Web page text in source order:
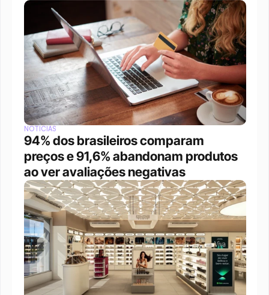
NOTÍCIAS
94% dos brasileiros comparam
preços e 91,6% abandonam produtos
ao ver avaliações negativas